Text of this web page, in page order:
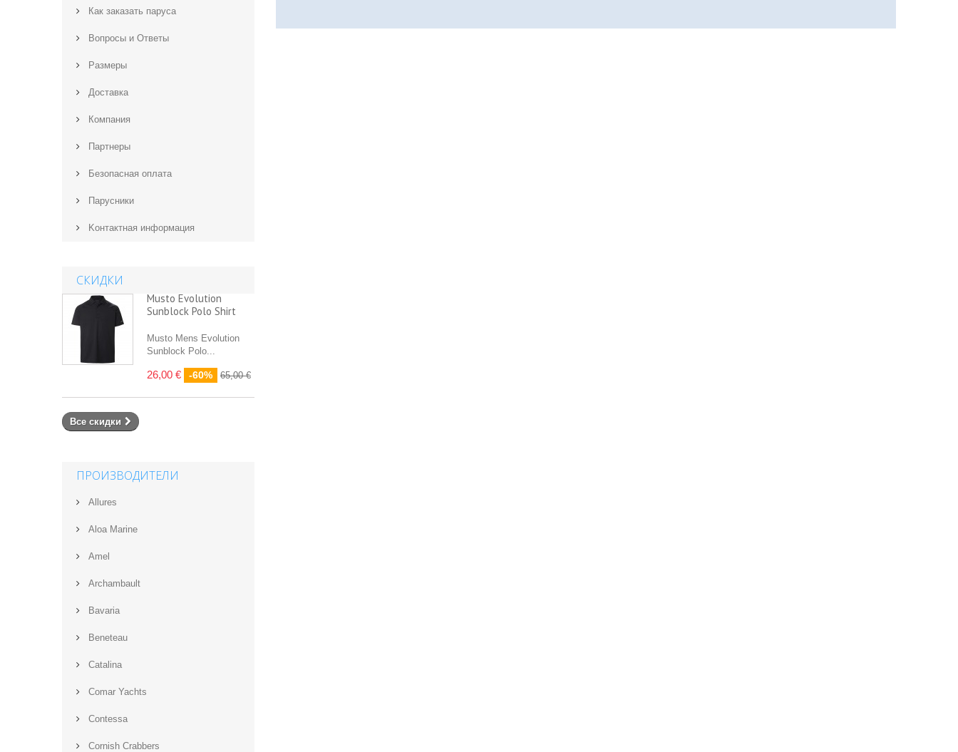
Как заказать паруса
Вопросы и Ответы
Размеры
Доставка
Компания
Партнеры
Безопасная оплата
Парусники
Kонтактная информация
СКИДКИ
Musto Evolution
Sunblock Polo Shirt
Musto Mens Evolution
Sunblock Polo...
26,00 € -60% 65,00 €
Все скидки
ПРОИЗВОДИТЕЛИ
Allures
Aloa Marine
Amel
Archambault
Bavaria
Beneteau
Catalina
Comar Yachts
Contessa
Cornish Crabbers